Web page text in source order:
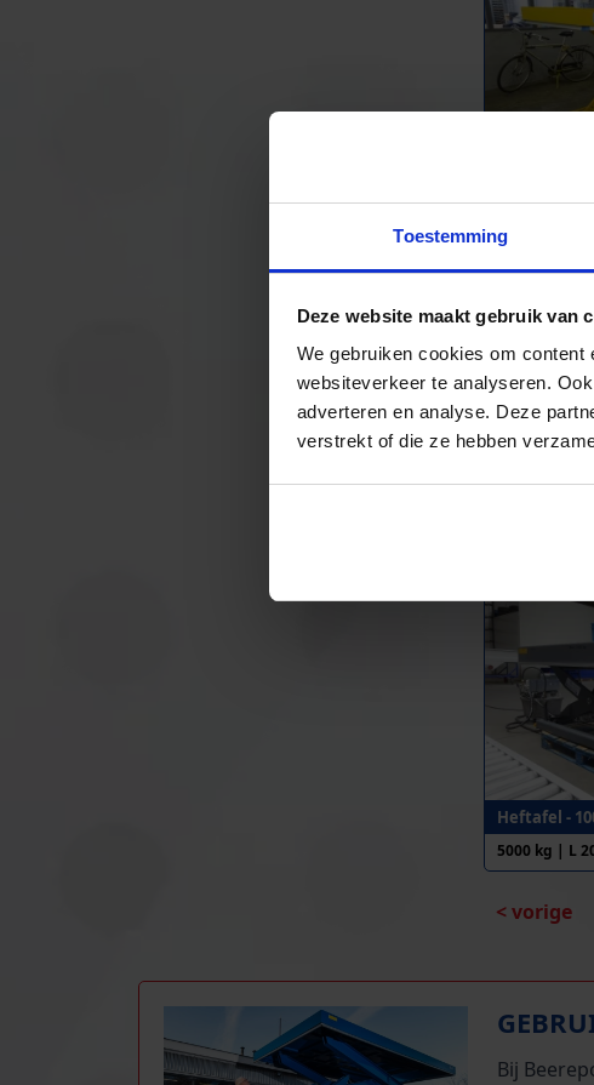
Toestemming
Deze website maakt gebruik van
We gebruiken cookies om
websiteverkeer te analyseren.
adverteren en analyse. Deze
verstrekt of die ze hebben
Heftafel -
4000 kg | L
Heftafel -
5000 kg | L
< vorige
Bij